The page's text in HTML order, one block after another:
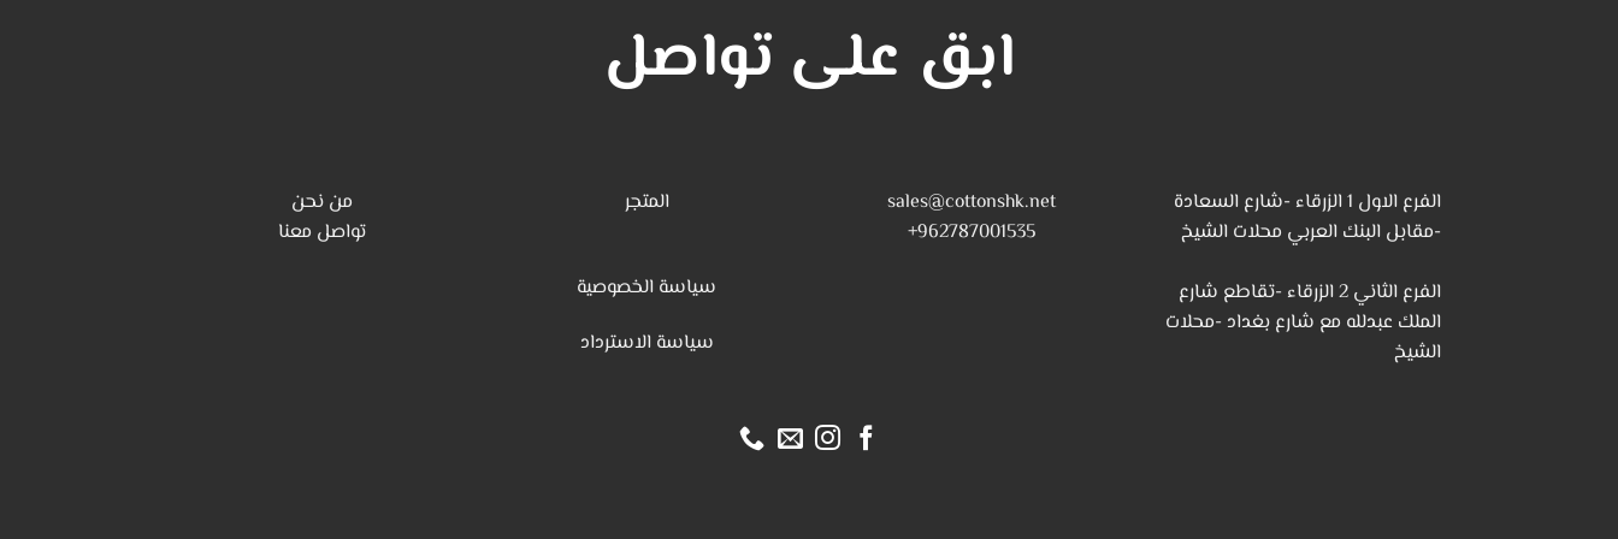
ابق على تواصل
الفرع الاول 1 الزرقاء -شارع السعادة
-مقابل البنك العربي محلات الشيخ
الفرع الثاني 2 الزرقاء -تقاطع شارع
الملك عبدلله مع شارع بغداد -محلات
الشيخ
sales@cottonshk.net
962787001535+
المتجر
سياسة الخصوصية
سياسة الاسترداد
من نحن
تواصل معنا